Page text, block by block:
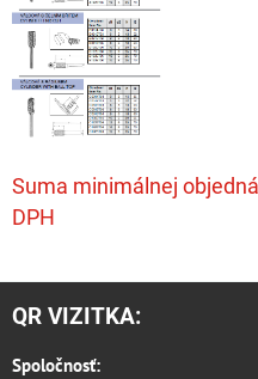
Suma minimálnej
DPH
QR VIZITKA:
Spoločnosť: